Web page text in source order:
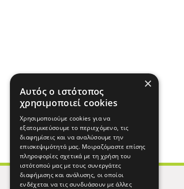
×
Αυτός ο ιστότοπος
χρησιμοποιεί cookies
Χρησιμοποιούμε cookies για να
εξατομικεύσουμε το περιεχόμενο, τις
διαφημίσεις και να αναλύσουμε την
επισκεψιμότητά μας. Μοιραζόμαστε επίσης
πληροφορίες σχετικά με τη χρήση του
ιστότοπού μας με τους συνεργάτες
διαφήμισης και ανάλυσης, οι οποίοι
ενδέχεται να τις συνδυάσουν με άλλες